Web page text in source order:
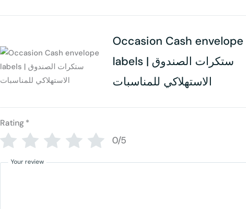
Occasion Cash envelope
labels | ستكرات الصندوق
الاستهلاكي للمناسبات
Rating*
0/5
Your review